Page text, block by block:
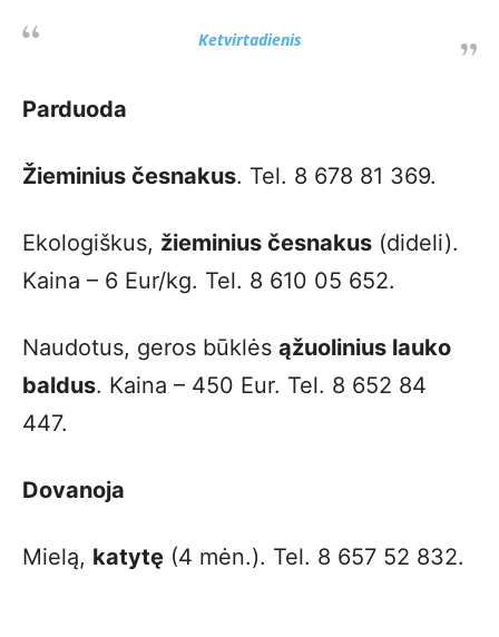
Ketvirtadienis
Parduoda
Žieminius česnakus. Tel. 8 678 81 369.
Ekologiškus, žieminius česnakus (dideli).
Kaina – 6 Eur/kg. Tel. 8 610 05 652.
Naudotus, geros būklės ąžuolinius lauko
baldus. Kaina – 450 Eur. Tel. 8 652 84
447.
Dovanoja
Mielą, katytę (4 mėn.). Tel. 8 657 52 832.